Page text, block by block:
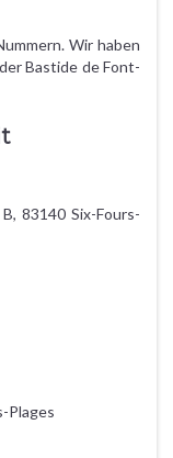
Wir haben
Bastide de Font-
83140 Six-Fours-
Plages